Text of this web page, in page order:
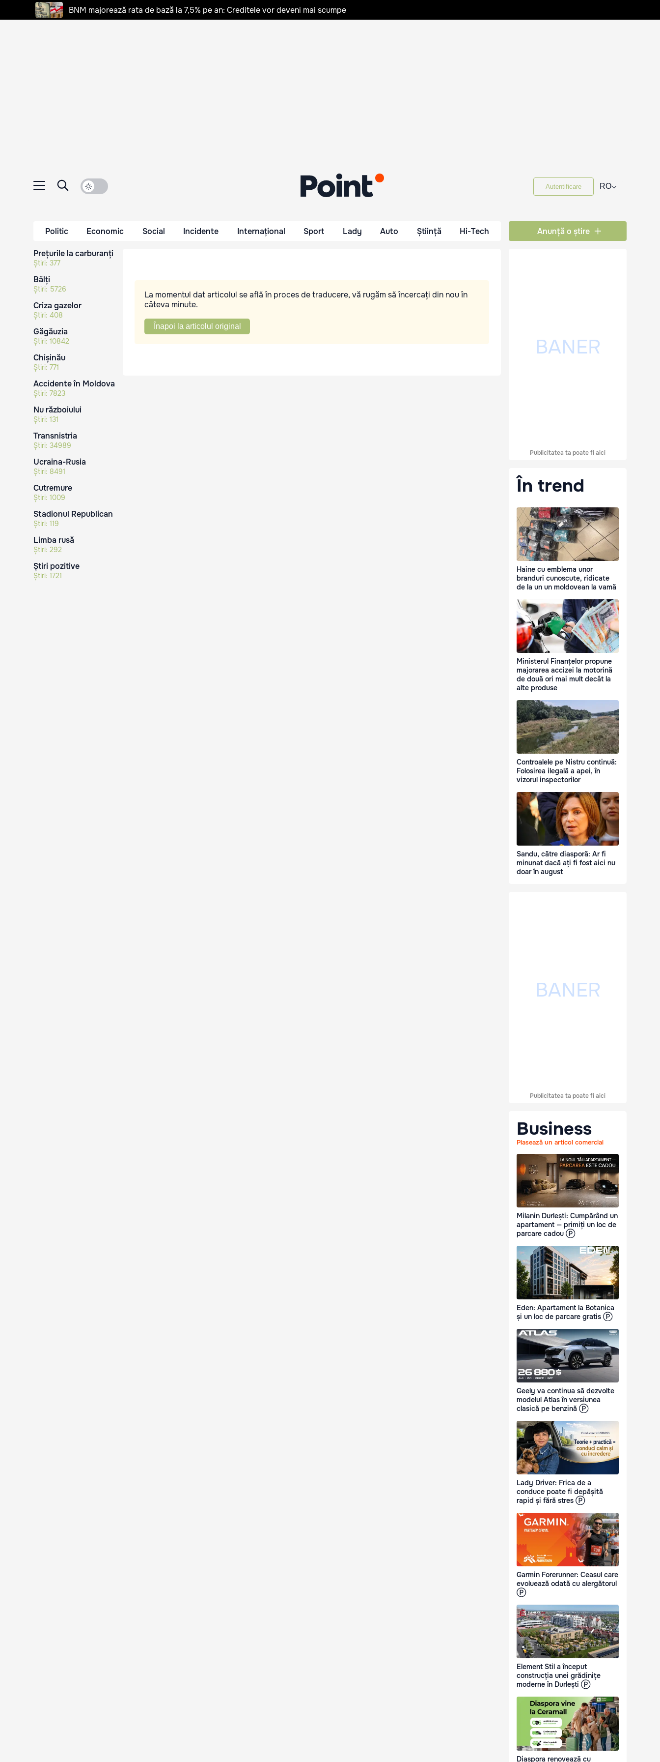
BNM majorează rata de bază la 7,5% pe an: Creditele vor deveni mai scumpe
Autentificare RO⌵
Politic Economic Social Incidente Internațional Sport Lady Auto Știință Hi-Tech Anunță o știre
Prețurile la carburanți
Știri: 377
Bălți
Știri: 5726
Criza gazelor
Știri: 408
Găgăuzia
Știri: 10842
Chișinău
Știri: 771
Accidente în Moldova
Știri: 7823
Nu războiului
Știri: 131
Transnistria
Știri: 34989
Ucraina-Rusia
Știri: 8491
Cutremure
Știri: 1009
Stadionul Republican
Știri: 119
Limba rusă
Știri: 292
Știri pozitive
Știri: 1721
La momentul dat articolul se află în proces de traducere, vă rugăm să încercați din nou în
câteva minute.
Înapoi la articolul original
Publicitatea ta poate fi aici
În trend
Haine cu emblema unor
branduri cunoscute, ridicate
de la un un moldovean la vamă
Ministerul Finanțelor propune
majorarea accizei la motorină
de două ori mai mult decât la
alte produse
Controalele pe Nistru continuă:
Folosirea ilegală a apei, în
vizorul inspectorilor
Sandu, către diasporă: Ar fi
minunat dacă ați fi fost aici nu
doar în august
Publicitatea ta poate fi aici
Business
Plasează un articol comercial
Milanin Durlești: Cumpărând un
apartament — primiți un loc de
parcare cadou Ⓟ
Eden: Apartament la Botanica
și un loc de parcare gratis Ⓟ
Geely va continua să dezvolte
modelul Atlas în versiunea
clasică pe benzină Ⓟ
Lady Driver: Frica de a
conduce poate fi depășită
rapid și fără stres Ⓟ
Garmin Forerunner: Ceasul care
evoluează odată cu alergătorul
Ⓟ
Element Stil a început
construcția unei grădinițe
moderne în Durlești Ⓟ
Diaspora renovează cu